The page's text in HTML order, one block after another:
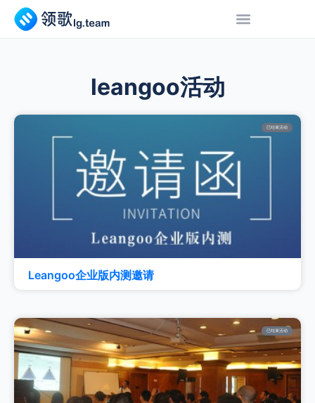
leangoo活动
已结束活动
Leangoo企业版内测邀请
已结束活动